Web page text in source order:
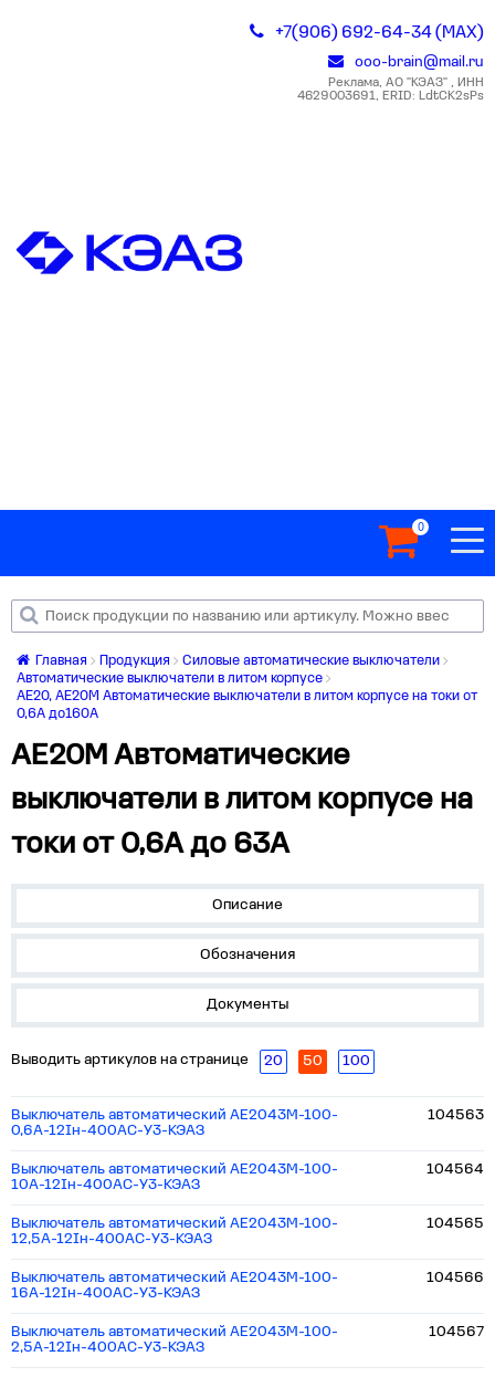
+7(906) 692-64-34 (MAX)
ooo-brain@mail.ru
Реклама, АО "КЭАЗ" , ИНН
4629003691, ERID: LdtCK2sPs
0
Главная Продукция
Силовые автоматические выключатели
Автоматические выключатели в литом корпусе
АЕ20, АЕ20М Автоматические выключатели в литом корпусе на токи от
0,6А до160А
АЕ20М Автоматические
выключатели в литом корпусе на
токи от 0,6А до 63А
Описание
Обозначения
Документы
Выводить артикулов на странице 20 50 100
Выключатель автоматический АЕ2043М-100-
0,6А-12Iн-400AC-У3-КЭАЗ
104563
Выключатель автоматический АЕ2043М-100-
10А-12Iн-400AC-У3-КЭАЗ
104564
Выключатель автоматический АЕ2043М-100-
12,5А-12Iн-400AC-У3-КЭАЗ
104565
Выключатель автоматический АЕ2043М-100-
16А-12Iн-400AC-У3-КЭАЗ
104566
Выключатель автоматический АЕ2043М-100-
2,5А-12Iн-400AC-У3-КЭАЗ
104567